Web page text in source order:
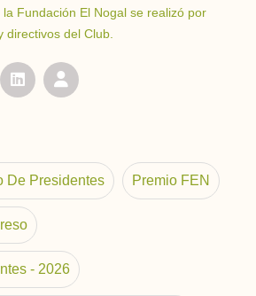
Fundación El Nogal se realizó por
directivos del Club.
De Presidentes Premio FEN
- 2026